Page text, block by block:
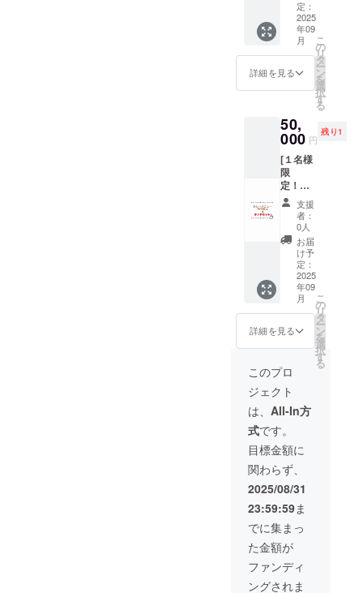
から
2025年
9月13日
まで(使
用期間
が4日間
おりま
す。ご
注意く
ださい)
:また、
ドリン
クチ
ケット
は、支
援して
くだ
さった
事を確
認次
第、発
ていた
だきま
来店の
際はド
リンク
チケッ
持ちく
ださ
い。
「ス
ペース
喜喜」
の飲食
の際に
ご利用
所 千
葉県い
すみ市
大原
7952 カ
フェ営
業時間
11:30〜
16:30(L
O
16:00)
・有効
期限：
2025年
9月10日
から
2025年
9月13日
用期間
と大変
短く
なって
おりま
す。ご
注意く
ださい)
:また、
ク１杯
サービ
ス券
は、支
援して
くだ
カフェ
で出す
かき氷
のメ
ニュー1
品の命
名権
と、カ
ドリン
クのラ
ンチ
セット
券1枚を
お渡し
致しま
す。 チ
ケット
は今回
の活動
拠点で
ある
「ス
ペース
喜喜」
の飲食
いただ
けま
す。 住
所 千
葉県い
すみ市
大原
7952 カ
フェ営
業時間
11:30〜
16:30(L
O
16:00)
・有効
期限：
2025年
9月10日
定：
2025
年09
月
詳細を見る
こ
の
リ
タ
ー
ン
を
選
択
す
る
50,
000 円
残り1
[１名様
限
定！！
！！ メ
インメ
ニュー
命名権
＋ラン
チセッ
ト券１
ンメ
ニュー
（カ
レー）
の命名
権とカ
レーと
ドリン
クのラ
ンチ
セット
券を1枚
お渡し
致しま
す。 ：
チケッ
トは今
回の活
動拠点
である
「ス
ペース
喜喜」
支援
者：
0人
お届
け予
定：
2025
年09
月
詳細を見る
こ
の
リ
タ
ー
ン
を
選
択
す
る
このプロ
ジェクト
は、 All-In方
式です。
目標金額に
関わらず、
2025/08/31
23:59:59ま
でに集まっ
た金額が
ファンディ
ングされま